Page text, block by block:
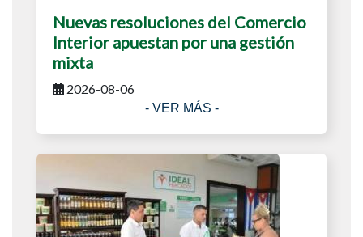
Nuevas resoluciones del Comercio
Interior apuestan por una gestión
mixta
2026-08-06
- VER MÁS -